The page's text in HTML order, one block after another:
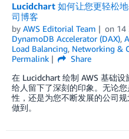
Lucidchart 如何让您更轻松
司博客
by AWS Editorial Team on 14
DynamoDB Accelerator (DAX),
Load Balancing, Networking &
Permalink
Share
在 Lucidchart 绘制 AWS 基础
给人留下了深刻的印象。无论
性，还是为您不断发展的公司
做到。